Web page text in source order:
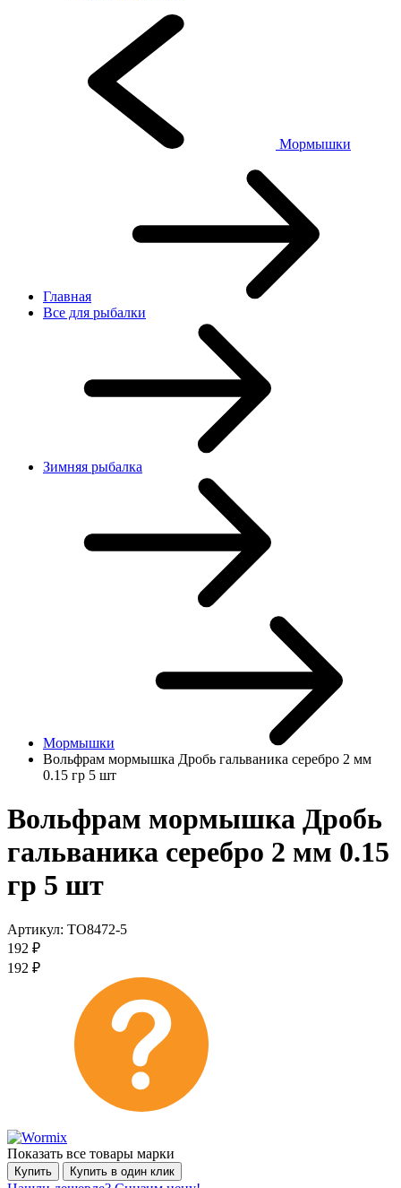
Мормышки
Главная
Все для рыбалки
Зимняя рыбалка
Мормышки
Вольфрам мормышка Дробь гальваника серебро 2 мм
0.15 гр 5 шт
Вольфрам мормышка Дробь
гальваника серебро 2 мм 0.15
гр 5 шт
Артикул: TO8472-5
192 ₽
192 ₽
Показать все товары марки
Купить Купить в один клик